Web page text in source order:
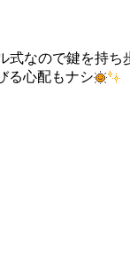
式なので鍵を持ち
る心配もナシ